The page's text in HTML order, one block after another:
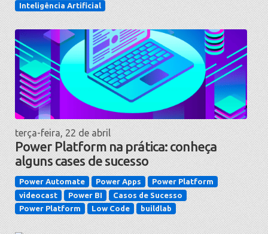
Inteligência Artificial
terça-feira, 22 de abril
Power Platform na prática: conheça
alguns cases de sucesso
Power Automate Power Apps
Power Platform
videocast
Power BI
Casos de Sucesso
Power Platform
Low Code buildlab